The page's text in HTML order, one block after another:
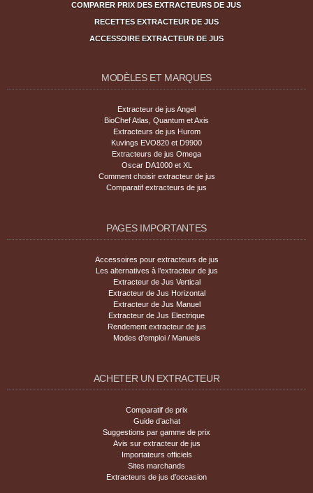
COMPARER PRIX DES EXTRACTEURS DE JUS
RECETTES EXTRACTEUR DE JUS
ACCESSOIRE EXTRACTEUR DE JUS
MODÈLES ET MARQUES
Extracteur de jus Angel
BioChef Atlas, Quantum et Axis
Extracteurs de jus Hurom
Kuvings EVO820 et D9900
Extracteurs de jus Omega
Oscar DA1000 et XL
Comment choisir extracteur de jus
Comparatif extracteurs de jus
PAGES IMPORTANTES
Accessoires pour extracteurs de jus
Les alternatives à l’extracteur de jus
Extracteur de Jus Vertical
Extracteur de Jus Horizontal
Extracteur de Jus Manuel
Extracteur de Jus Electrique
Rendement extracteur de jus
Modes d’emploi / Manuels
ACHETER UN EXTRACTEUR
Comparatif de prix
Guide d’achat
Suggestions par gamme de prix
Avis sur extracteur de jus
Importateurs officiels
Sites marchands
Extracteurs de jus d’occasion